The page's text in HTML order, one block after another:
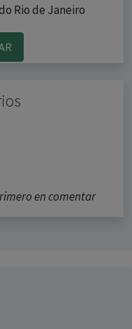
Rio de Janeiro
en comentar